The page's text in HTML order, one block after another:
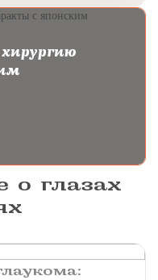
о глазах